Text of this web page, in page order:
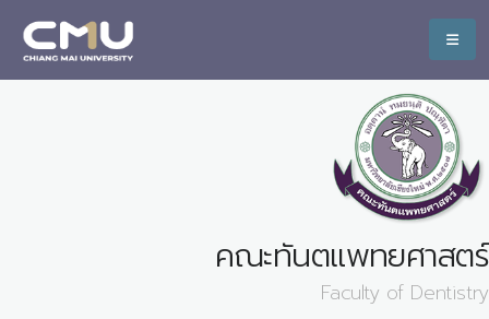
คณะทันตแพทยศาสตร์
Faculty of Dentistry